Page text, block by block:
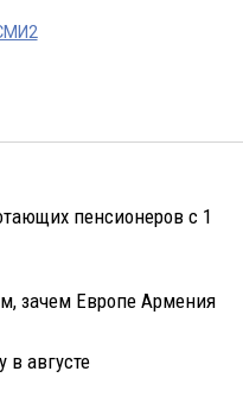
пенсионеров с 1
зачем Европе Армения
августе